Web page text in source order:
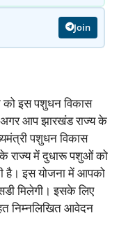
Join
को इस पशुधन विकास
अगर आप झारखंड राज्य के
पशुधन विकास
राज्य में दुधारू पशुओं को
है। इस योजना में आपको
मिलेगी। इसके लिए
निम्नलिखित आवेदन